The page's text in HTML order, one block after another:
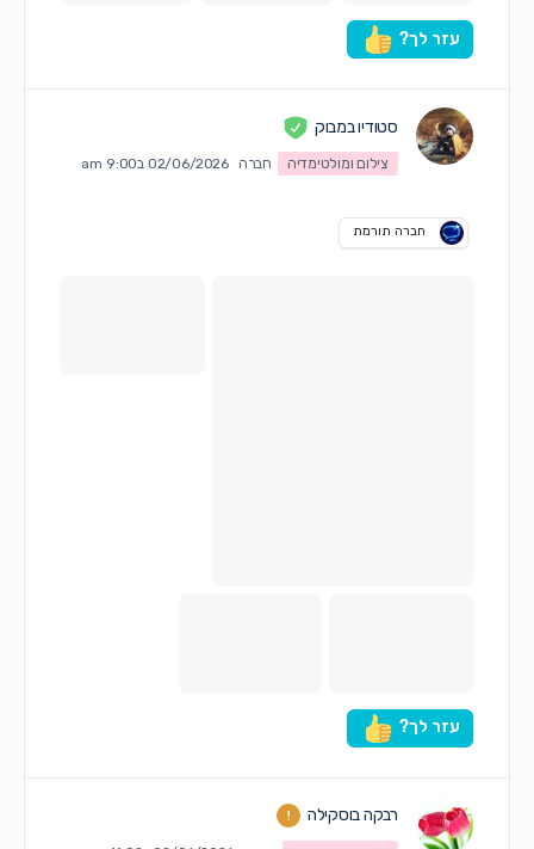
עזר לך?
סטודיו במבוק
צילום ומולטימדיה חברה 02/06/2026 ב9:00 am
חברה תורמת
עזר לך?
רבקה בוסקילה